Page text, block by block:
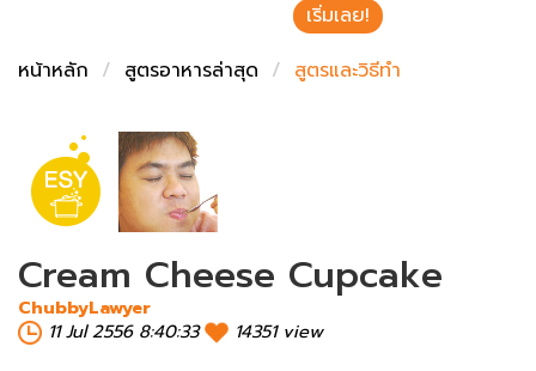
เริ่มเลย!
หน้าหลัก
สูตรอาหารล่าสุด สูตรและวิธีทำ
Cream Cheese Cupcake
ChubbyLawyer
11 Jul 2556 8:40:33
14351 view